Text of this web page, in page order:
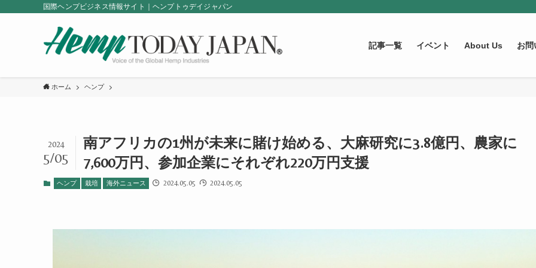
国際ヘンプビジネス情報サイト｜ヘンプトゥデイジャパン
記事一覧 イベント About Us お問
ホーム ヘンプ
南アフリカの1州が未来に賭け始める、大麻研究に3.8億円、農家に
7,600万円、参加企業にそれぞれ220万円支援
2024
5/05
ヘンプ 栽培 海外ニュース 2024.05.05 2024.05.05